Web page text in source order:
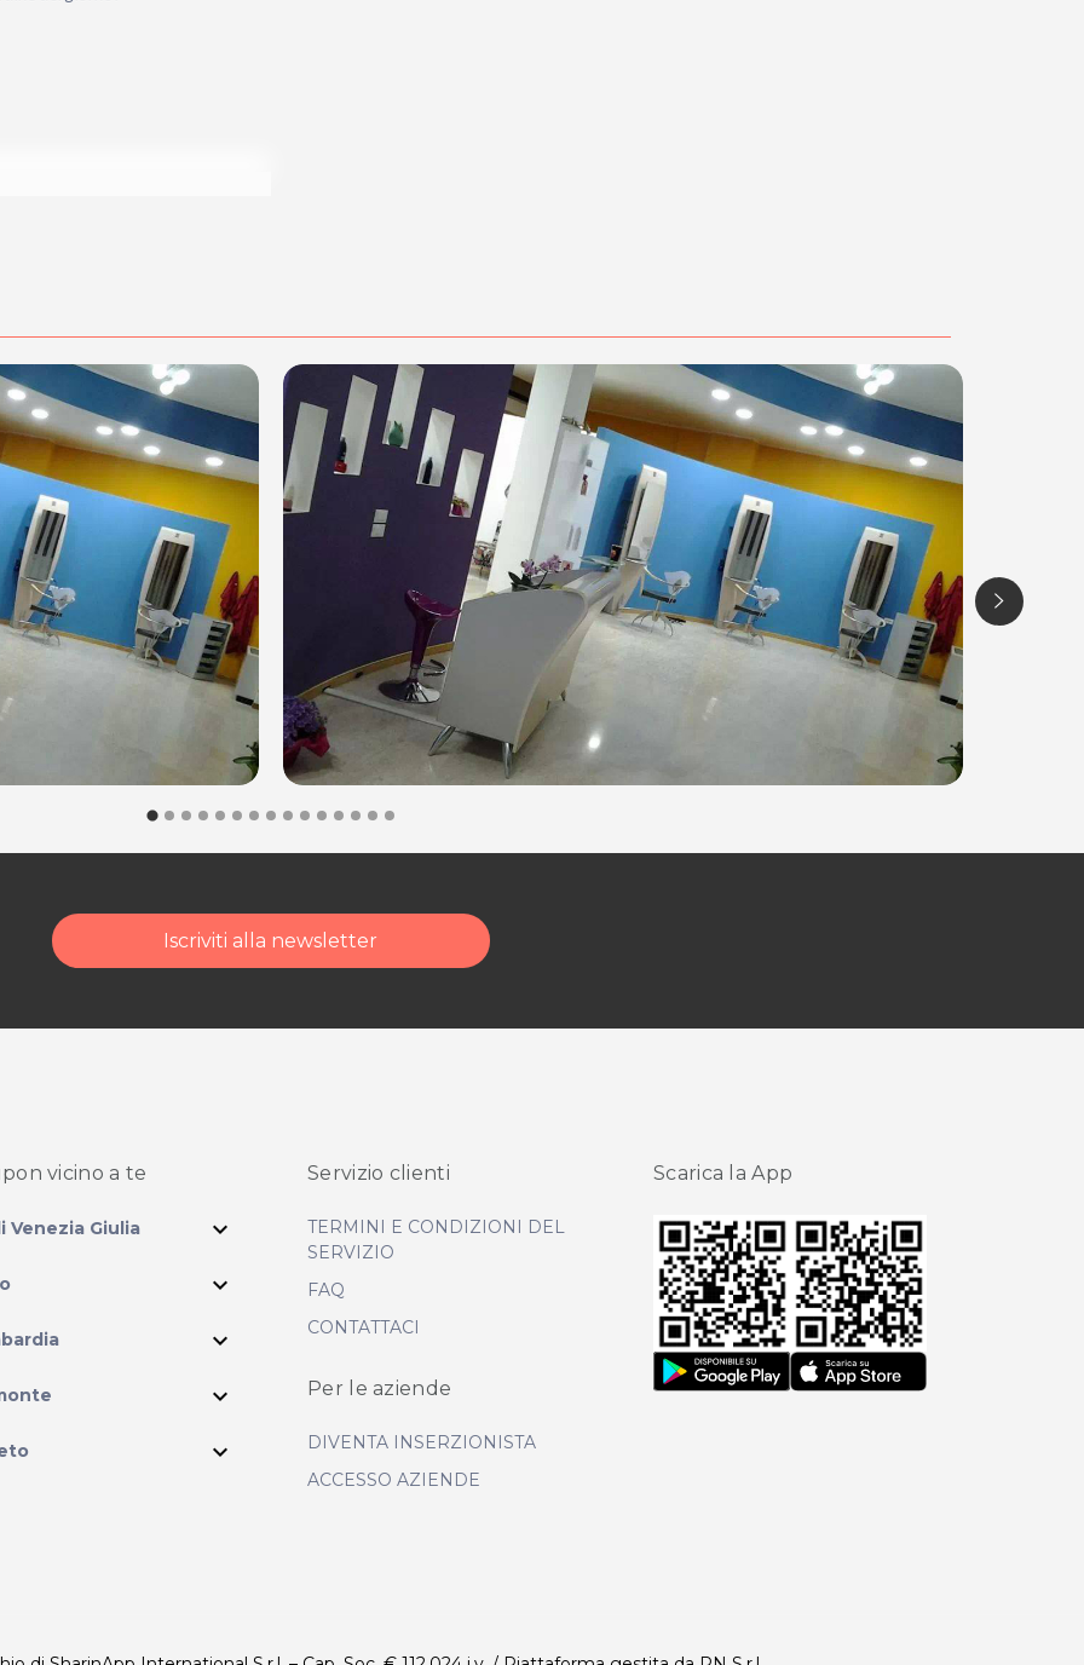
scrivi
Iscriviti alla newsletter
vicino a te
Venezia Giulia expand_more
expand_more
expand_more
expand_more
expand_more
Servizio clienti
TERMINI E CONDIZIONI DEL
SERVIZIO
FAQ
CONTATTACI
Per le aziende
DIVENTA INSERZIONISTA
ACCESSO AZIENDE
Scarica la App